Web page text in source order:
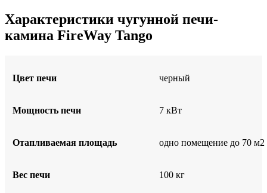
Характеристики чугунной печи-
камина FireWay Tango
Цвет печи черный
Мощность печи 7 кВт
Отапливаемая площадь одно помещение до 70 м2
Вес печи 100 кг